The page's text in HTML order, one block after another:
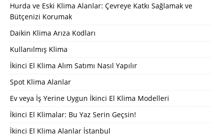
Hurda ve Eski Klima Alanlar: Çevreye Katkı Sağlamak ve
Bütçenizi Korumak
Daikin Klima Arıza Kodları
Kullanılmış Klima
İkinci El Klima Alım Satımı Nasıl Yapılır
Spot Klima Alanlar
Ev veya İş Yerine Uygun İkinci El Klima Modelleri
İkinci El Klimalar: Bu Yaz Serin Geçsin!
İkinci El Klima Alanlar İstanbul